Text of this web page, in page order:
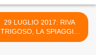
29 LUGLIO 2017: RIVA
TRIGOSO, LA SPIAGGIA
CHE TI SORPRENDE >